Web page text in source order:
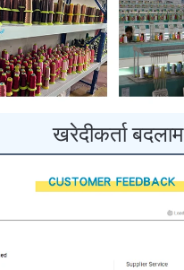
खरेदीकर्ता बदलाम